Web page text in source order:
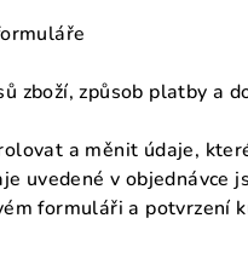
zboží, způsob platby a
a měnit údaje,
uvedené v objednávce
formuláři a potvrzení